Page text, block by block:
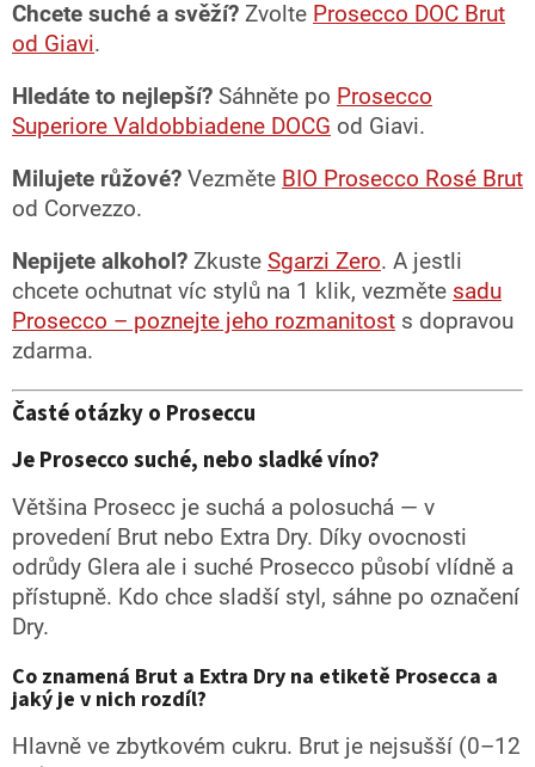
Chcete suché a svěží? Zvolte Prosecco DOC Brut
od Giavi.
Hledáte to nejlepší? Sáhněte po Prosecco
Superiore Valdobbiadene DOCG od Giavi.
Milujete růžové? Vezměte BIO Prosecco Rosé Brut
od Corvezzo.
Nepijete alkohol? Zkuste Sgarzi Zero. A jestli
chcete ochutnat víc stylů na 1 klik, vezměte sadu
Prosecco – poznejte jeho rozmanitost s dopravou
zdarma.
Časté otázky o Proseccu
Je Prosecco suché, nebo sladké víno?
Většina Prosecc je suchá a polosuchá — v
provedení Brut nebo Extra Dry. Díky ovocnosti
odrůdy Glera ale i suché Prosecco působí vlídně a
přístupně. Kdo chce sladší styl, sáhne po označení
Dry.
Co znamená Brut a Extra Dry na etiketě Prosecca a
jaký je v nich rozdíl?
Hlavně ve zbytkovém cukru. Brut je nejsušší (0–12